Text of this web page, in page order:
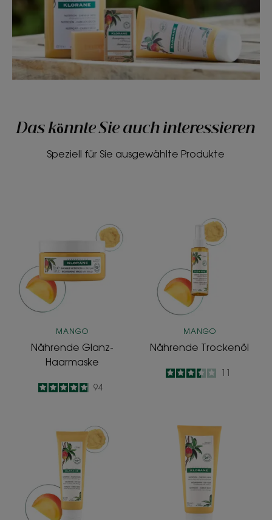
Das könnte Sie auch interessieren
Speziell für Sie ausgewählte Produkte
Haarmaske
MANGO
Nährende Glanz-
Haarmaske
4.9
/
5
94
Trockenöl
MANGO
Nährende Trockenöl
3.5
/511
Nährende
Haartagescreme
Nährender
Pflegebalsam